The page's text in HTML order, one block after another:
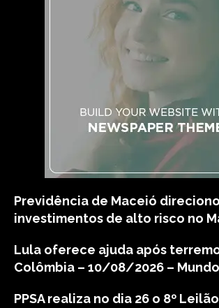
Previdência de Maceió
investimentos de alto risco no
Lula oferece ajuda após
Colômbia – 10/08/2026 – Mundo
PPSA realiza no dia 26 o 8º